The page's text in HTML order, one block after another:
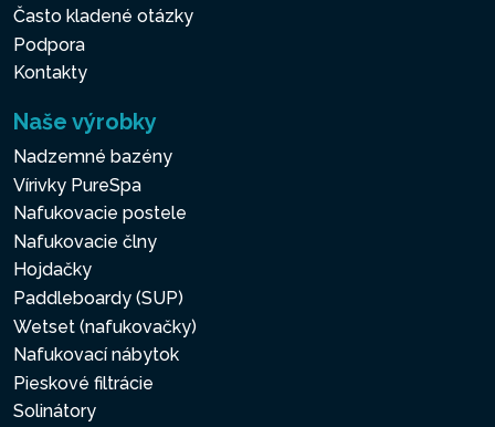
Často kladené otázky
Podpora
Kontakty
Naše výrobky
Nadzemné bazény
Vírivky PureSpa
Nafukovacie postele
Nafukovacie člny
Hojdačky
Paddleboardy (SUP)
Wetset (nafukovačky)
Nafukovací nábytok
Pieskové filtrácie
Solinátory